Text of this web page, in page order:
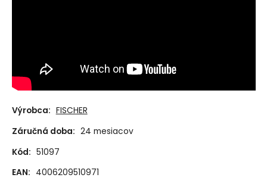
Výrobca: FISCHER
Záručná doba: 24 mesiacov
Kód: 51097
EAN: 4006209510971